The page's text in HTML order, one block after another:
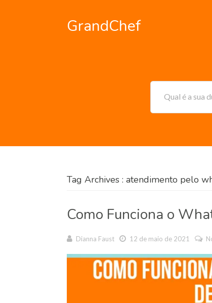
GrandChef
Qual é a sua
Tag Archives : atendimento pelo
Como Funciona o
Dianna Faust 12 de maio de 2021